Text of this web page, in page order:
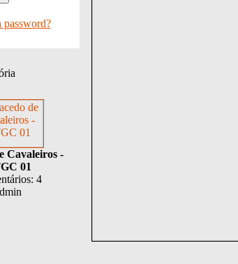
password?
Cavaleiros -
01
4